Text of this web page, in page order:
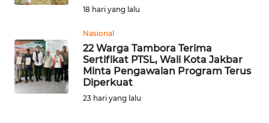
18 hari yang lalu
Nasional
22 Warga Tambora Terima
Sertifikat PTSL, Wali Kota Jakbar
Minta Pengawalan Program Terus
Diperkuat
23 hari yang lalu
SIBER
REDAKSI